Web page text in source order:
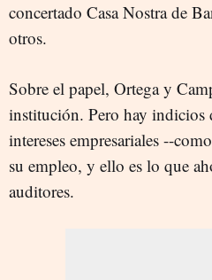
concertado Casa Nostra de
otros.
Sobre el papel, Ortega y
institución. Pero hay indicios
intereses empresariales --
su empleo, y ello es lo que
auditores.